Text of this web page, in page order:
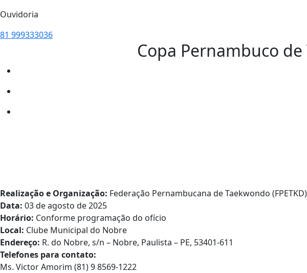
Ouvidoria
81 999333036
Copa Pernambuco
Realização e Organização: Federação Pernambucana de Taekwondo
Data: 03 de agosto de 2025
Horário: Conforme programação do ofício
Local: Clube Municipal do Nobre
Endereço: R. do Nobre, s/n – Nobre, Paulista – PE, 53401-611
Telefones para contato:
Ms. Victor Amorim (81) 9 8569-1222